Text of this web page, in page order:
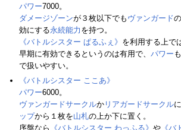
パワー7000。
ダメージゾーンが３枚以下でも ヴァンガードの
効にする永続能力 を持つ。
《バトルシスター ぱるふぇ》 を利用する上で
早期に有効できるというのは有用で、 パワー
で扱いやすい。
《バトルシスター ここあ》
パワー6000。
ヴァンガードサークルか リアガードサークルに
ップから１枚を山札の上か下に置く。
序盤なら 《バトルシスター わっふる》 や 《